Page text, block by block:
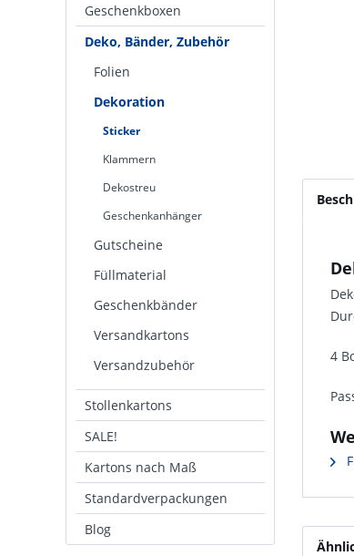
Geschenkboxen
Deko, Bänder, Zubehör
Folien
Dekoration
Sticker
Klammern
Dekostreu
Geschenkanhänger
Gutscheine
Füllmaterial
Geschenkbänder
Versandkartons
Versandzubehör
Stollenkartons
SALE!
Kartons nach Maß
Standardverpackungen
Blog
4